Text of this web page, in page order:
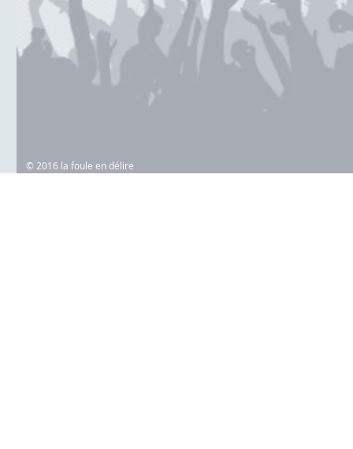
© 2016 la foule en délire